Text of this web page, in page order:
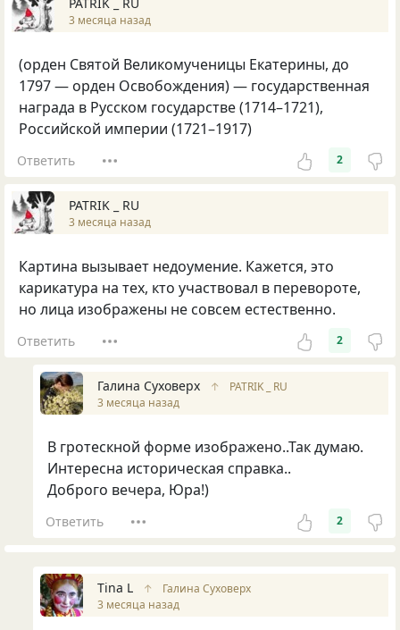
3 месяца назад
(орден Святой Великомученицы Екатерины, до
1797 — орден Освобождения) — государственная
награда в Русском государстве (1714–1721),
Российской империи (1721–1917)
Ответить 2
PATRIK _ RU
3 месяца назад
Картина вызывает недоумение. Кажется, это
карикатура на тех, кто участвовал в перевороте,
но лица изображены не совсем естественно.
Ответить 2
Галина Суховерх ↑
PATRIK _ RU
3 месяца назад
В гротескной форме изображено..Так думаю.
Интересна историческая справка..
Доброго вечера, Юра!)
Ответить 2
Tina L ↑
Галина Суховерх
3 месяца назад